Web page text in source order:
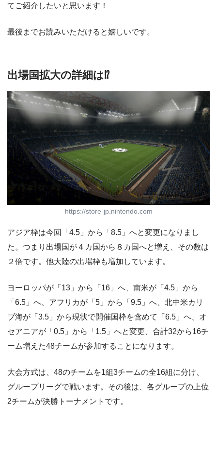
てご紹介したいと思います！
最後までお読みいただけると嬉しいです。
出場国拡大の詳細は⁉︎
https://store-jp.nintendo.com
アジア枠は今回「4.5」から「8.5」へと変更になりまし
た。つまり出場国が４カ国から８カ国へと増え、その数は
２倍です。他大陸の出場枠も増加しています。
ヨーロッパが「13」から「16」へ、南米が「4.5」から
「6.5」へ、アフリカが「5」から「9.5」へ、北中米カリ
ブ海が「3.5」から現状で開催国枠を含めて「6.5」へ、オ
セアニアが「0.5」から「1.5」へと変更、合計32から16チ
ーム増えた48チームが参加することになります。
大会方式は、48のチームを1組3チームの全16組に分け、
グループリーグで戦います。その後は、各グループの上位
2チームが決勝トーナメントです。